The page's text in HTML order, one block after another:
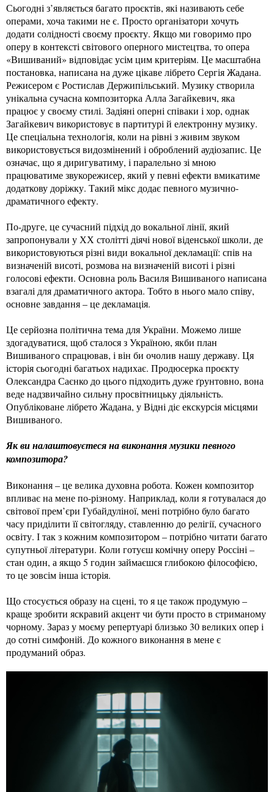
Сьогодні з’являється багато проєктів, які називають себе
операми, хоча такими не є. Просто організатори хочуть
додати солідності своєму проєкту. Якщо ми говоримо про
оперу в контексті світового оперного мистецтва, то опера
«Вишиваний» відповідає усім цим критеріям. Це масштабна
постановка, написана на дуже цікаве лібрето Сергія Жадана.
Режисером є Ростислав Держипільський. Музику створила
унікальна сучасна композиторка Алла Загайкевич, яка
працює у своєму стилі. Задіяні оперні співаки і хор, однак
Загайкевич використовує в партитурі й електронну музику.
Це спеціальна технологія, коли на рівні з живим звуком
використовується видозмінений і оброблений аудіозапис. Це
означає, що я диригуватиму, і паралельно зі мною
працюватиме звукорежисер, який у певні ефекти вмикатиме
додаткову доріжку. Такий мікс додає певного музично-
драматичного ефекту.
По-друге, це сучасний підхід до вокальної лінії, який
запропонували у ХХ столітті діячі нової віденської школи, де
використовуються різні види вокальної декламації: спів на
визначеній висоті, розмова на визначеній висоті і різні
голосові ефекти. Основна роль Василя Вишиваного написана
взагалі для драматичного актора. Тобто в нього мало співу,
основне завдання – це декламація.
Це серйозна політична тема для України. Можемо лише
здогадуватися, щоб сталося з Україною, якби план
Вишиваного спрацював, і він би очолив нашу державу. Ця
історія сьогодні багатьох надихає. Продюсерка проєкту
Олександра Саєнко до цього підходить дуже ґрунтовно, вона
веде надзвичайно сильну просвітницьку діяльність.
Опубліковане лібрето Жадана, у Відні діє екскурсія місцями
Вишиваного.
Як ви налаштовуєтеся на виконання музики певного
композитора?
Виконання – це велика духовна робота. Кожен композитор
впливає на мене по-різному. Наприклад, коли я готувалася до
світової прем’єри Губайдуліної, мені потрібно було багато
часу приділити її світогляду, ставленню до релігії, сучасного
освіту. І так з кожним композитором – потрібно читати багато
супутньої літератури. Коли готуєш комічну оперу Россіні –
стан один, а якщо 5 годин займаєшся глибокою філософією,
то це зовсім інша історія.
Що стосується образу на сцені, то я це також продумую –
краще зробити яскравий акцент чи бути просто в стриманому
чорному. Зараз у моєму репертуарі близько 30 великих опер і
до сотні симфоній. До кожного виконання в мене є
продуманий образ.